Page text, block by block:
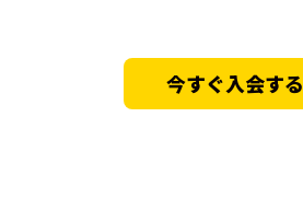
今すぐ入会する